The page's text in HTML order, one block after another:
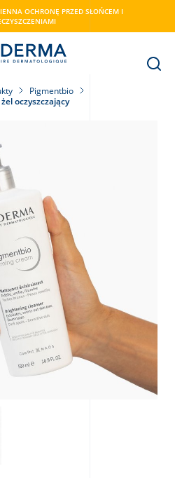
OCHRONĘ PRZED SŁOŃCEM I
Pigmentbio
oczyszczający